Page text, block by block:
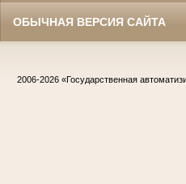
ОБЫЧНАЯ ВЕРСИЯ САЙТА
2006-2026 «Государственная